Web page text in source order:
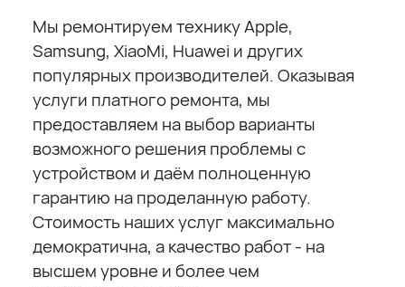
Мы ремонтируем технику Apple,
Samsung, XiaoMi, Huawei и других
популярных производителей. Оказывая
услуги платного ремонта, мы
предоставляем на выбор варианты
возможного решения проблемы с
устройством и даём полноценную
гарантию на проделанную работу.
Стоимость наших услуг максимально
демократична, а качество работ - на
высшем уровне и более чем